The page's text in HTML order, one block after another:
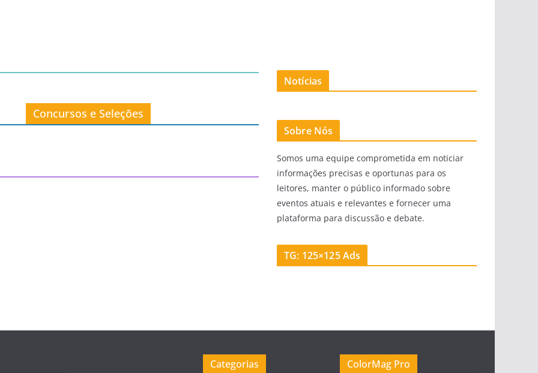
Concursos e Seleções
Notícias
Sobre Nós
Somos uma equipe comprometida em noticiar
informações precisas e oportunas para os
leitores, manter o público informado sobre
eventos atuais e relevantes e fornecer uma
plataforma para discussão e debate.
TG: 125×125 Ads
Categorias ColorMag Pro